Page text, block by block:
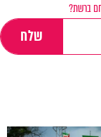
ברשת?